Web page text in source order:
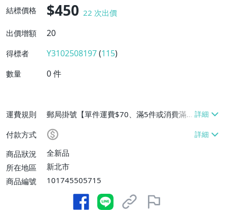
結標價格 $450 22 次出價
出價增額
20
得標者 Y3102508197(115)
數量 0件
運費規則
郵局掛號【單件運費$70、滿5件或消費滿
$90免運費】、離島配送【單件運費$70、
滿5件或消費滿$90免運費】
付款方式
商品狀況
全新品
所在地區
新北市
商品編號
101745505715